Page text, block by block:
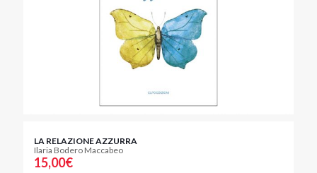
LA RELAZIONE AZZURRA
Ilaria Bodero Maccabeo
15,00€